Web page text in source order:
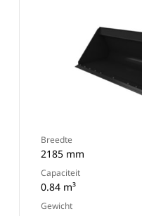
Breedte
2185 mm
Capaciteit
0.84 m³
Gewicht